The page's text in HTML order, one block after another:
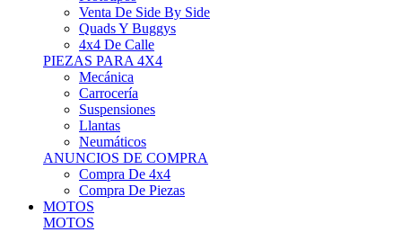
Quads Y Buggys
4x4 De Calle
PIEZAS PARA 4X4
Mecánica
Carrocería
Suspensiones
Llantas
Neumáticos
ANUNCIOS DE COMPRA
Compra De 4x4
Compra De Piezas
MOTOS
MOTOS
Motos De Circuito